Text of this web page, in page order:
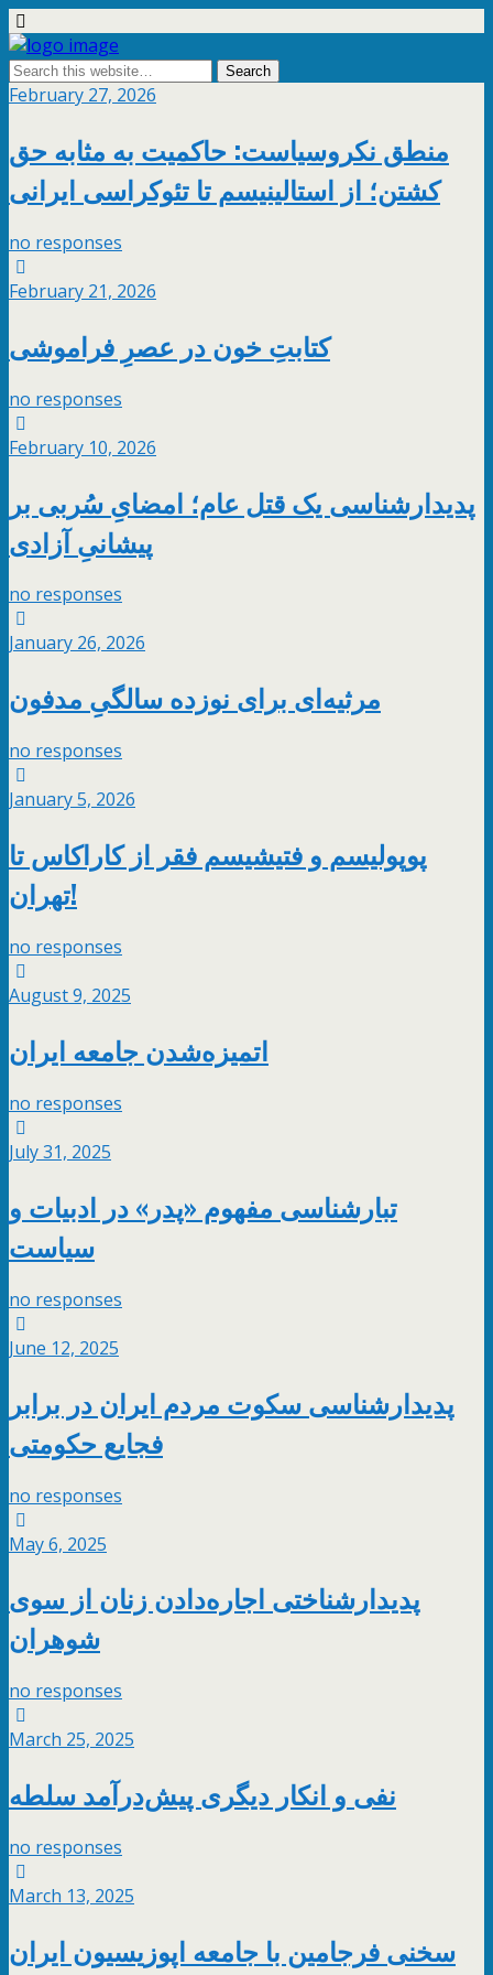
February 27, 2026
منطق نکروسیاست: حاکمیت به مثابه حق
کشتن؛ از استالینیسم تا تئوکراسی ایرانی
no responses
February 21, 2026
کتابتِ خون در عصرِ فراموشی
no responses
February 10, 2026
پدیدارشناسی یک قتل عام؛ امضایِ سُربی بر
پیشانیِ آزادی
no responses
January 26, 2026
مرثیه‌ای برای نوزده‌ سالگیِ مدفون
no responses
January 5, 2026
پوپولیسم و فتیشیسم فقر از کاراکاس تا
تهران!
no responses
August 9, 2025
اتمیزه‌شدن جامعه ایران
no responses
July 31, 2025
تبارشناسی مفهوم «پدر» در ادبیات و
سیاست
no responses
June 12, 2025
پدیدارشناسی سکوت مردم ایران در برابر
فجایع حکومتی
no responses
May 6, 2025
پدیدارشناختی اجاره‌دادن زنان از سوی
شوهران
no responses
March 25, 2025
نفی و انکار دیگری پیش‌درآمد سلطه
no responses
March 13, 2025
سخنی فرجامین با جامعه اپوزیسیون ایران